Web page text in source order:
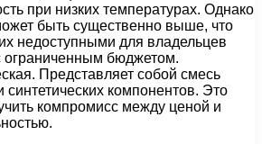
при низких температурах. Однако
быть существенно выше, что
недоступными для владельцев
ограниченным бюджетом.
Представляет собой смесь
компонентов. Это
компромисс между ценой и